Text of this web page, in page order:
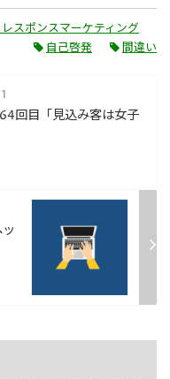
スポンスマーケティング
自己啓発
間違い
回目「見込み客は女子